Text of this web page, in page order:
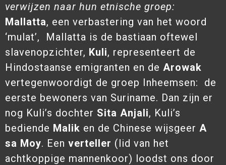
verwijzen naar hun etnische groep:
Mallatta, een verbastering van het woord
‘mulat’, Mallatta is de bastiaan oftewel
slavenopzichter, Kuli, representeert de
Hindostaanse emigranten en de Arowak
vertegenwoordigt de groep Inheemsen: de
eerste bewoners van Suriname. Dan zijn er
nog Kuli’s dochter Sita Anjali, Kuli’s
bediende Malik en de Chinese wijsgeer A
sa Moy. Een verteller (lid van het
achtkoppige mannenkoor) loodst ons door